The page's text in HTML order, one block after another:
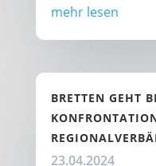
mehr lesen
BRETTEN GEHT
23.04.2024